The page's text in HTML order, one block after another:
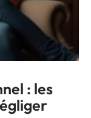
: les